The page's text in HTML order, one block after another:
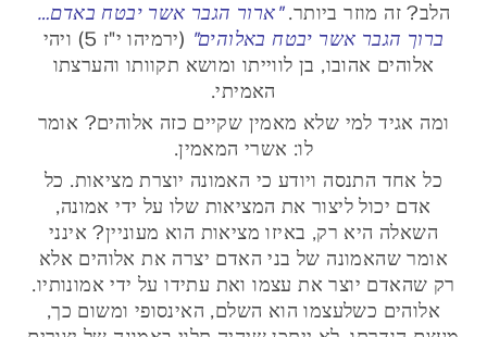
הלב? זה מוזר ביותר."ארור הגבר אשר יבטח באדם…
ברוך הגבר אשר יבטח באלוהים"
(ירמיהו י"ז 5) ויהי
אלוהים אהובו, בן לווייתו ומושא תקוותו והערצתו
האמיתי.
ומה אגיד למי שלא מאמין שקיים כזה אלוהים? אומר
לו: אשרי המאמין.
כל אחד התנסה ויודע כי האמונה יוצרת מציאות. כל
אדם יכול ליצור את המציאות שלו על ידי אמונה,
השאלה היא רק, באיזו מציאות הוא מעוניין? אינני
אומר שהאמונה של בני האדם יצרה את אלוהים אלא
רק שהאדם יוצר את עצמו ואת עתידו על ידי אמונותיו.
אלוהים כשלעצמו הוא השלם, האינסופי ומשום כך,